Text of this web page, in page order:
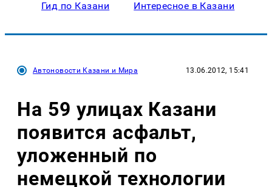
Гид по Казани Интересное в Казани
Автоновости Казани и Мира 13.06.2012, 15:41
На 59 улицах Казани
появится асфальт,
уложенный по
немецкой технологии